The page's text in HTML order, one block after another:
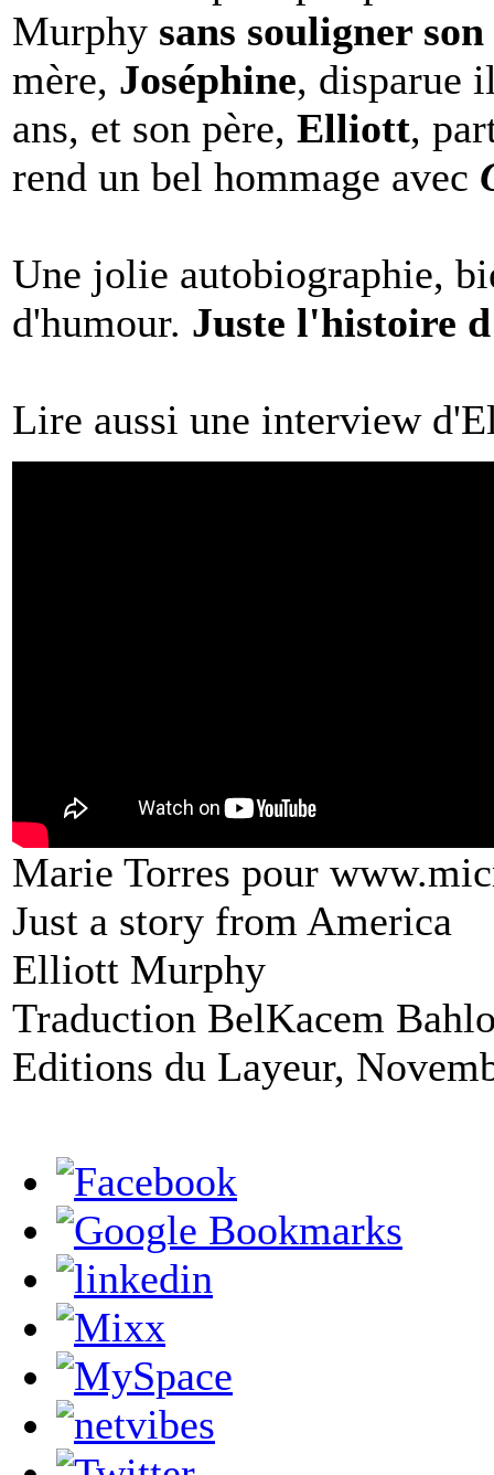
Murphy sans souligner
mère, Joséphine, disparue
ans, et son père, Elliott,
rend un bel hommage avec
Une jolie autobiographie,
d'humour. Juste l'histoire
Lire aussi une interview
Marie Torres pour
Just a story from America
Elliott Murphy
Traduction BelKacem
Editions du Layeur,